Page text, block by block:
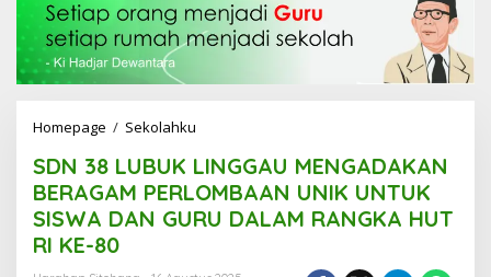
Homepage / Sekolahku
N
3
8
L
SDN 38 LUBUK LINGGAU MENGADAKAN
BERAGAM PERLOMBAAN UNIK UNTUK
SISWA DAN GURU DALAM RANGKA HUT
RI KE-80